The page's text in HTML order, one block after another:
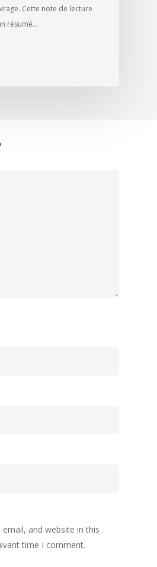
Cette note de lecture
résumé…
email, and website in this
time I comment.